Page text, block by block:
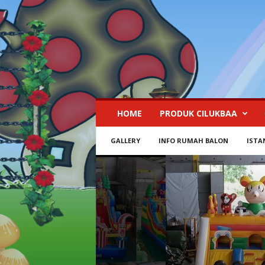
s
t
a
n
a
R
u
m
a
h
B
a
HOME PRODUK CILUKBAA
GALLERY INFO RUMAH BALON